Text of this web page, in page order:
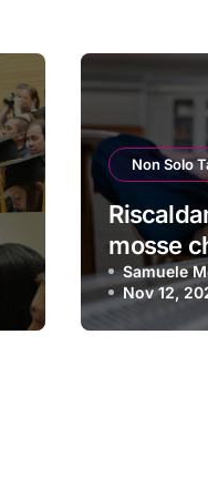
Non Solo
mosse
(e che
soldini)
Samuele
Nov 12,